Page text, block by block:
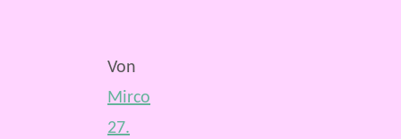
Von
Mirco
27.